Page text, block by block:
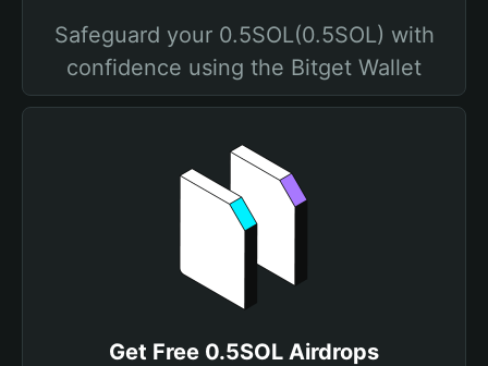
Safeguard your 0.5SOL(0.5SOL) with
confidence using the Bitget Wallet
Get Free 0.5SOL Airdrops